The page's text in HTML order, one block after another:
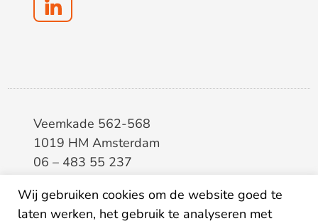
Veemkade 562-568
1019 HM Amsterdam
06 – 483 55 237
BTW8133.20.343.B.01
Wij gebruiken cookies om de website goed te
laten werken, het gebruik te analyseren met